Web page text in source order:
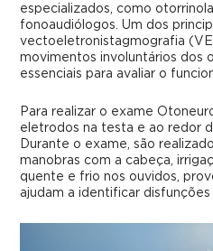
especializados, como
fonoaudiólogos. Um dos
vectoeletronistagmografia
movimentos involuntários dos
essenciais para avaliar o
Para realizar o exame
eletrodos na testa e ao redor
Durante o exame, são
manobras com a cabeça,
quente e frio nos ouvidos,
ajudam a identificar disfunções